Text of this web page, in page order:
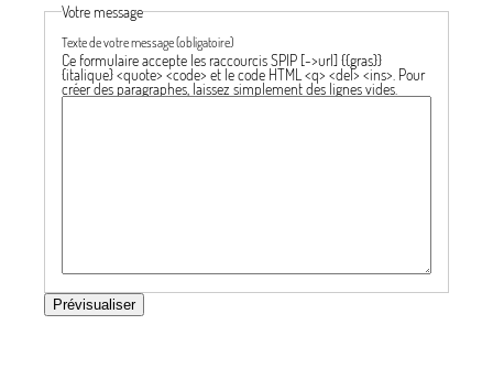
Votre message
Texte de votre message (obligatoire)
Ce formulaire accepte les raccourcis SPIP [->url] {{gras}}
{italique} <quote> <code> et le code HTML <q> <del> <ins> . Pour
créer des paragraphes, laissez simplement des lignes vides.